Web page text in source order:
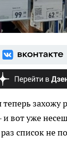
теперь захожу
вот уже
список не